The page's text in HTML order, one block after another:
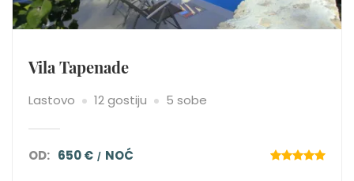
Vila Tapenade
Lastovo 12 gostiju 5 sobe
OD: 650 € NOĆ